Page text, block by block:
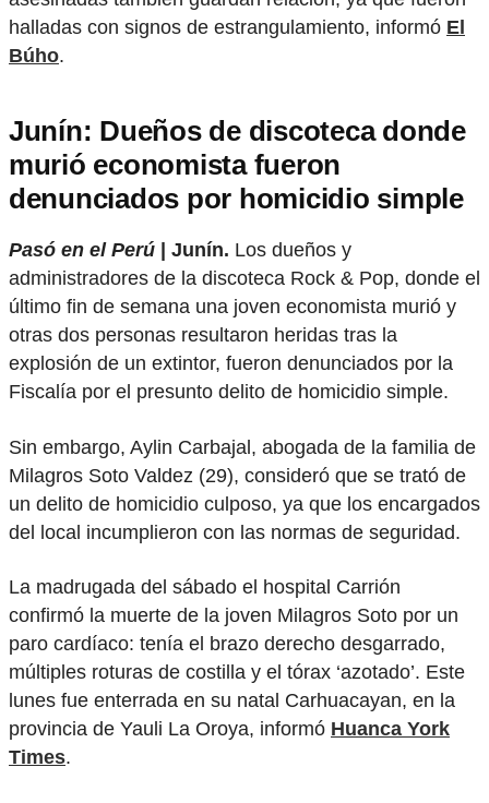
halladas con signos de estrangulamiento, informó El
Búho.
Junín: Dueños de discoteca donde
murió economista fueron
denunciados por homicidio simple
Pasó en el Perú | Junín. Los dueños y
administradores de la discoteca Rock & Pop, donde el
último fin de semana una joven economista murió y
otras dos personas resultaron heridas tras la
explosión de un extintor, fueron denunciados por la
Fiscalía por el presunto delito de homicidio simple.
Sin embargo, Aylin Carbajal, abogada de la familia de
Milagros Soto Valdez (29), consideró que se trató de
un delito de homicidio culposo, ya que los encargados
del local incumplieron con las normas de seguridad.
La madrugada del sábado el hospital Carrión
confirmó la muerte de la joven Milagros Soto por un
paro cardíaco: tenía el brazo derecho desgarrado,
múltiples roturas de costilla y el tórax ‘azotado’. Este
lunes fue enterrada en su natal Carhuacayan, en la
provincia de Yauli La Oroya, informó Huanca York
Times.